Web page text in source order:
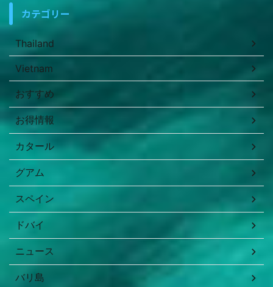
カテゴリー
Thailand
Vietnam
おすすめ
お得情報
カタール
グアム
スペイン
ドバイ
ニュース
バリ島